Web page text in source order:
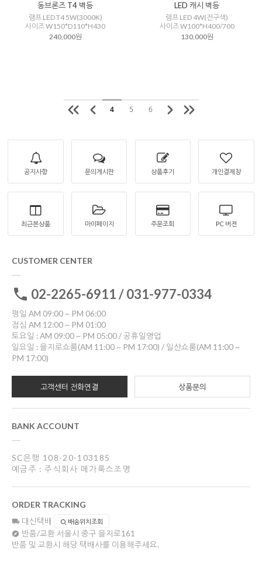
동브론즈 T4 벽등
램프 LED T4 5W(3000K)
사이즈 W150*D110*H430
240,000원
LED 캐시 벽등
램프 LED 4W(전구색)
사이즈 W100*H400/700
130,000원
4 5 6
공지사항 문의게시판 상품후기 개인결제창
최근본상품 마이페이지 주문조회 PC 버젼
CUSTOMER CENTER
02-2265-6911 / 031-977-0334
평일 AM 09:00 ~ PM 06:00
점심 AM 12:00 ~ PM 01:00
토요일 : AM 09:00 ~ PM 05:00 / 공휴일영업
일요일 : 을지로쇼룸(AM 11:00 ~ PM 17:00) / 일산쇼룸(AM 11:00 ~
PM 17:00)
고객센터 전화연결 상품문의
BANK ACCOUNT
SC은행 108-20-103185
예금주 : 주식회사 메가룩스조명
ORDER TRACKING
대신택배 배송위치조회
반품/교환 서울시 중구 을지로161
반품 및 교환시 해당 택배사를 이용해주세요.